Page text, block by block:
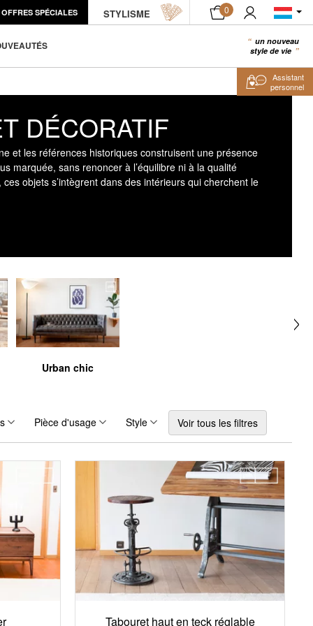
OFFRES SPÉCIALES STYLISME 0
un nouveau
style de vie
DÉCORATIF
et les références historiques construisent une présence
marquée, sans renoncer à l’équilibre ni à la qualité
objets s’intègrent dans des intérieurs qui cherchent le
Urban chic
Pièce d'usage Style Voir tous les filtres
Tabouret haut en teck réglable
Assistant
personnel